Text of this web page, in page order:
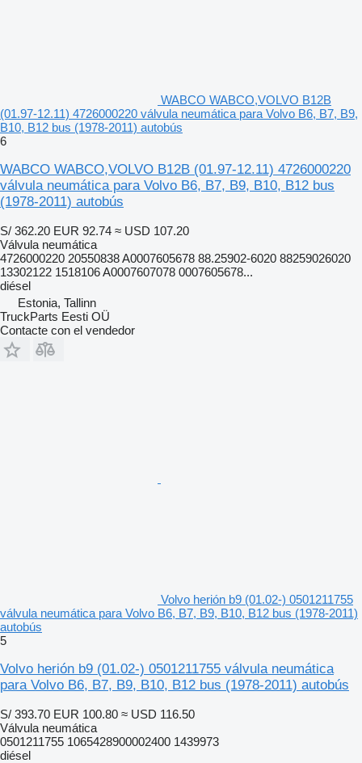
WABCO WABCO,VOLVO B12B
(01.97-12.11) 4726000220 válvula neumática para Volvo B6, B7, B9,
B10, B12 bus (1978-2011) autobús
6
WABCO WABCO,VOLVO B12B (01.97-12.11) 4726000220
válvula neumática para Volvo B6, B7, B9, B10, B12 bus
(1978-2011) autobús
S/ 362.20 EUR 92.74 ≈ USD 107.20
Válvula neumática
4726000220 20550838 A0007605678 88.25902-6020 88259026020
13302122 1518106 A0007607078 0007605678...
diésel
Estonia, Tallinn
TruckParts Eesti OÜ
Contacte con el vendedor
Volvo herión b9 (01.02-) 0501211755
válvula neumática para Volvo B6, B7, B9, B10, B12 bus (1978-2011)
autobús
5
Volvo herión b9 (01.02-) 0501211755 válvula neumática
para Volvo B6, B7, B9, B10, B12 bus (1978-2011) autobús
S/ 393.70 EUR 100.80 ≈ USD 116.50
Válvula neumática
0501211755 1065428900002400 1439973
diésel